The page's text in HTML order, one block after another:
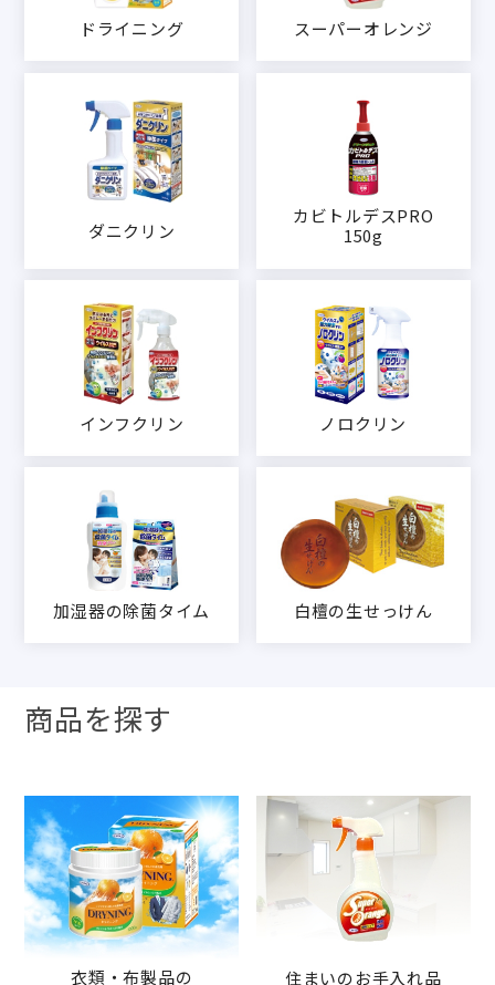
ドライニング スーパーオレンジ
ダニクリン
カビトルデスPRO
150g
インフクリン ノロクリン
加湿器の除菌タイム 白檀の生せっけん
商品を探す
衣類・布製品の 住まいのお手入れ品